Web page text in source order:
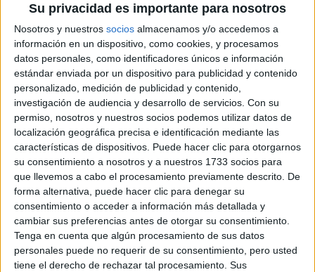
Su privacidad es importante para nosotros
Nosotros y nuestros socios almacenamos y/o accedemos a
información en un dispositivo, como cookies, y procesamos
datos personales, como identificadores únicos e información
estándar enviada por un dispositivo para publicidad y contenido
personalizado, medición de publicidad y contenido,
investigación de audiencia y desarrollo de servicios. Con su
permiso, nosotros y nuestros socios podemos utilizar datos de
localización geográfica precisa e identificación mediante las
características de dispositivos. Puede hacer clic para otorgarnos
su consentimiento a nosotros y a nuestros 1733 socios para
que llevemos a cabo el procesamiento previamente descrito. De
forma alternativa, puede hacer clic para denegar su
consentimiento o acceder a información más detallada y
cambiar sus preferencias antes de otorgar su consentimiento.
Tenga en cuenta que algún procesamiento de sus datos
personales puede no requerir de su consentimiento, pero usted
tiene el derecho de rechazar tal procesamiento. Sus
Contenidos exclusivos
Sorteos
Descuentos en publicaciones
Participación en los eventos organizados por
Editorial Perfil.
Suscribite ahora
COMPARTÍ ESTA NOTA
EN ESTA NOTA
PERSONALIDAES: LUNA DE HOY TAURO